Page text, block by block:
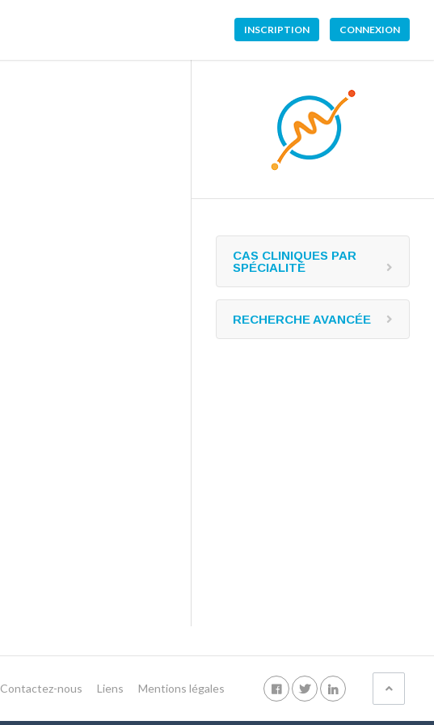
INSCRIPTION CONNEXION
CAS CLINIQUES PAR
SPÉCIALITÉ
RECHERCHE AVANCÉE
Contactez-nous Liens Mentions légales